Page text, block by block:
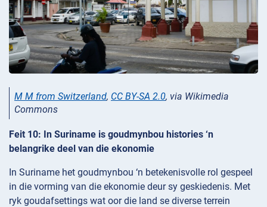
M M from Switzerland, CC BY-SA 2.0, via Wikimedia
Commons
Feit 10: In Suriname is goudmynbou histories ‘n
belangrike deel van die ekonomie
In Suriname het goudmynbou ‘n betekenisvolle rol gespeel
in die vorming van die ekonomie deur sy geskiedenis. Met
ryk goudafsettings wat oor die land se diverse terrein